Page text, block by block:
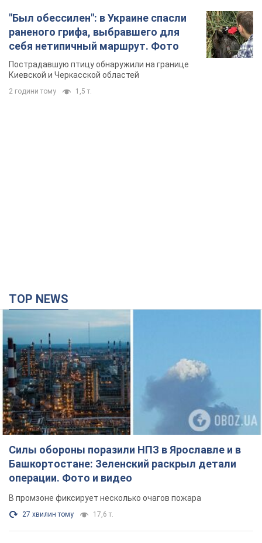
"Был обессилен": в Украине спасли
раненого грифа, выбравшего для
себя нетипичный маршрут. Фото
Пострадавшую птицу обнаружили на границе
Киевской и Черкасской областей
2 години тому 1,5 т.
TOP NEWS
Силы обороны поразили НПЗ в Ярославле и в
Башкортостане: Зеленский раскрыл детали
операции. Фото и видео
В промзоне фиксирует несколько очагов пожара
27 хвилин тому 17,6 т.